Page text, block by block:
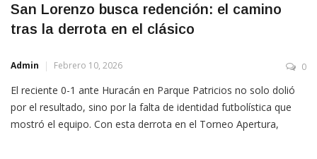
San Lorenzo busca redención: el camino
tras la derrota en el clásico
Admin Febrero 10, 2026 0
El reciente 0-1 ante Huracán en Parque Patricios no solo dolió
por el resultado, sino por la falta de identidad futbolística que
mostró el equipo. Con esta derrota en el Torneo Apertura,